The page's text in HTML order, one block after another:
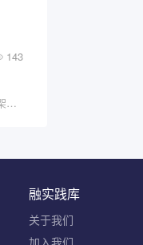
143
很多人一听到“斗争”两个字，脑子里浮现的是吵架、撕逼、你死我活。觉得斗争是负面的、消耗的、不体面的。
融实践库
关于我们